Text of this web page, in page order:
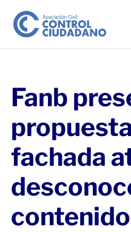
Fanb
fachada
contenido